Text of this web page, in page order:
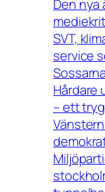
Den nya
SVT,
service
Hårdare
– ett